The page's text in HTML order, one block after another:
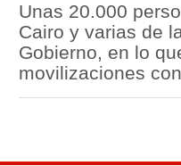
Unas 20.000
Cairo y varias de
Gobierno, en lo
movilizaciones